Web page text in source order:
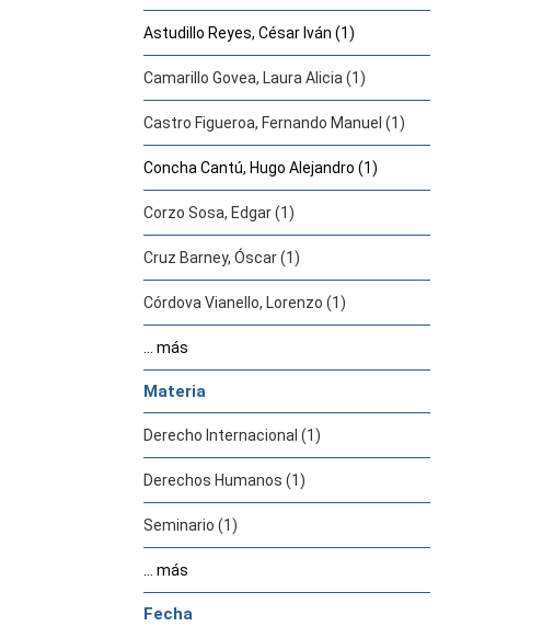
Astudillo Reyes, César Iván (1)
Camarillo Govea, Laura Alicia (1)
Castro Figueroa, Fernando Manuel (1)
Concha Cantú, Hugo Alejandro (1)
Corzo Sosa, Edgar (1)
Cruz Barney, Óscar (1)
Córdova Vianello, Lorenzo (1)
... más
Materia
Derecho Internacional (1)
Derechos Humanos (1)
Seminario (1)
... más
Fecha